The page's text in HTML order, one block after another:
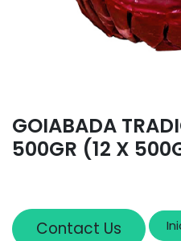
GOIABADA
500GR (12 X
Contact Us